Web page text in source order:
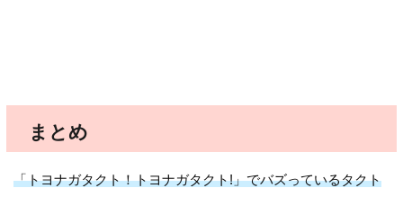
まとめ
「トヨナガタクト！トヨナガタクト!」でバズっているタクト